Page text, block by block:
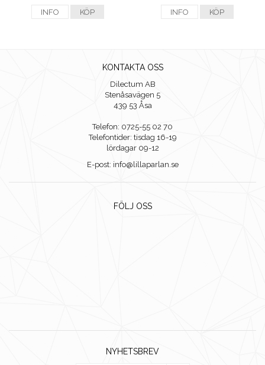
INFO KÖP INFO KÖP
KONTAKTA OSS
Dilectum AB
Stenåsavägen 5
439 53 Åsa
Telefon: 0725-55 02 70
Telefontider: tisdag 16-19
lördagar 09-12
E-post: info@lillaparlan.se
FÖLJ OSS
NYHETSBREV